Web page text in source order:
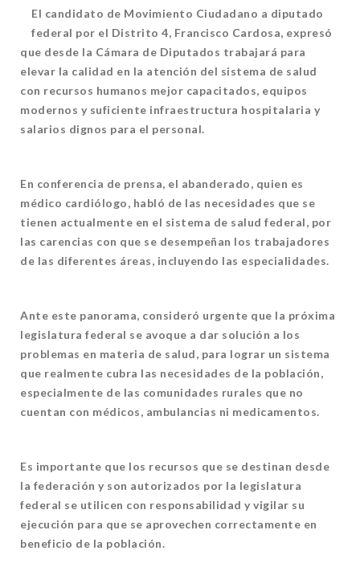
El candidato de Movimiento Ciudadano a diputado
federal por el Distrito 4, Francisco Cardosa, expresó
que desde la Cámara de Diputados trabajará para
elevar la calidad en la atención del sistema de salud
con recursos humanos mejor capacitados, equipos
modernos y suficiente infraestructura hospitalaria y
salarios dignos para el personal.
En conferencia de prensa, el abanderado, quien es
médico cardiólogo, habló de las necesidades que se
tienen actualmente en el sistema de salud federal, por
las carencias con que se desempeñan los trabajadores
de las diferentes áreas, incluyendo las especialidades.
Ante este panorama, consideró urgente que la próxima
legislatura federal se avoque a dar solución a los
problemas en materia de salud, para lograr un sistema
que realmente cubra las necesidades de la población,
especialmente de las comunidades rurales que no
cuentan con médicos, ambulancias ni medicamentos.
Es importante que los recursos que se destinan desde
la federación y son autorizados por la legislatura
federal se utilicen con responsabilidad y vigilar su
ejecución para que se aprovechen correctamente en
beneficio de la población.